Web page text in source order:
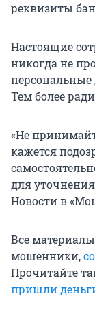
реквизиты
Настоящие
никогда не
Тем более
«Не
кажется
для
Новости в
Все
мошенники,
Прочитайте
пришли